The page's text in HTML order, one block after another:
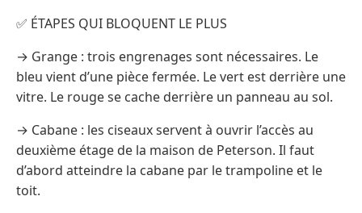
✅ ÉTAPES QUI BLOQUENT LE PLUS
→ Grange : trois engrenages sont nécessaires. Le
bleu vient d’une pièce fermée. Le vert est derrière une
vitre. Le rouge se cache derrière un panneau au sol.
→ Cabane : les ciseaux servent à ouvrir l’accès au
deuxième étage de la maison de Peterson. Il faut
d’abord atteindre la cabane par le trampoline et le
toit.